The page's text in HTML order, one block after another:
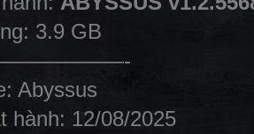
3.9 GB
Abyssus
hành: 12/08/2025